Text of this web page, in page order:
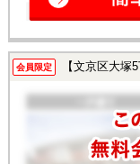
会員限定 【文京区大塚5